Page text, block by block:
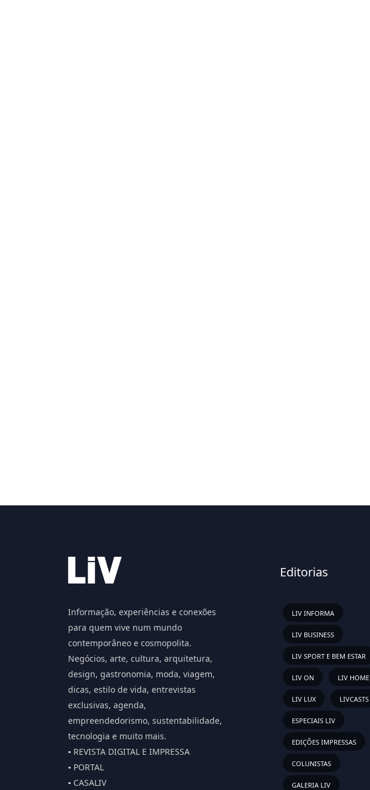
Informação, experiências e conexões
para quem vive num mundo
contemporâneo e cosmopolita.
Negócios, arte, cultura, arquitetura,
design, gastronomia, moda, viagem,
dicas, estilo de vida, entrevistas
exclusivas, agenda,
empreendedorismo, sustentabilidade,
tecnologia e muito mais.
▪️ REVISTA DIGITAL E IMPRESSA
▪️ PORTAL
▪️ CASALIV
Editorias
LIV INFORMA
LIV BUSINESS
LIV SPORT E BEM ESTAR
LIV ON LIV HOME
LIV LUX LIVCASTS
ESPECIAIS LIV
EDIÇÕES IMPRESSAS
COLUNISTAS
GALERIA LIV